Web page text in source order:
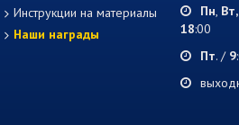
Инструкции на материалы
Наши награды
Пн, Вт,
18:00
Пт. / 9